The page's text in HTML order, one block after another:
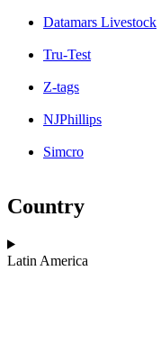
Datamars Livestock
Tru-Test
Z-tags
NJPhillips
Simcro
Country
Latin America